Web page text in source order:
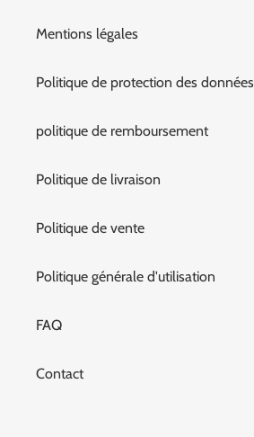
Mentions légales
Politique de protection des données
politique de remboursement
Politique de livraison
Politique de vente
Politique générale d'utilisation
FAQ
Contact